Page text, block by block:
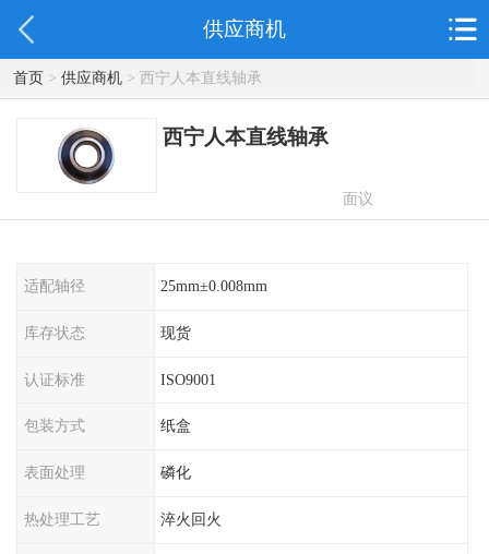
供应商机
首页> 供应商机> 西宁人本直线轴承
西宁人本直线轴承
面议
适配轴径 25mm±0.008mm
库存状态 现货
认证标准 ISO9001
包装方式 纸盒
表面处理 磷化
热处理工艺 淬火回火